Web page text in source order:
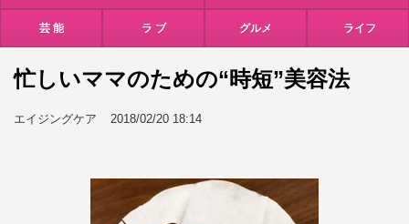
芸 能 ラ ブ グルメ ライフ
忙しいママのための“時短”美容法
エイジングケア 2018/02/20 18:14